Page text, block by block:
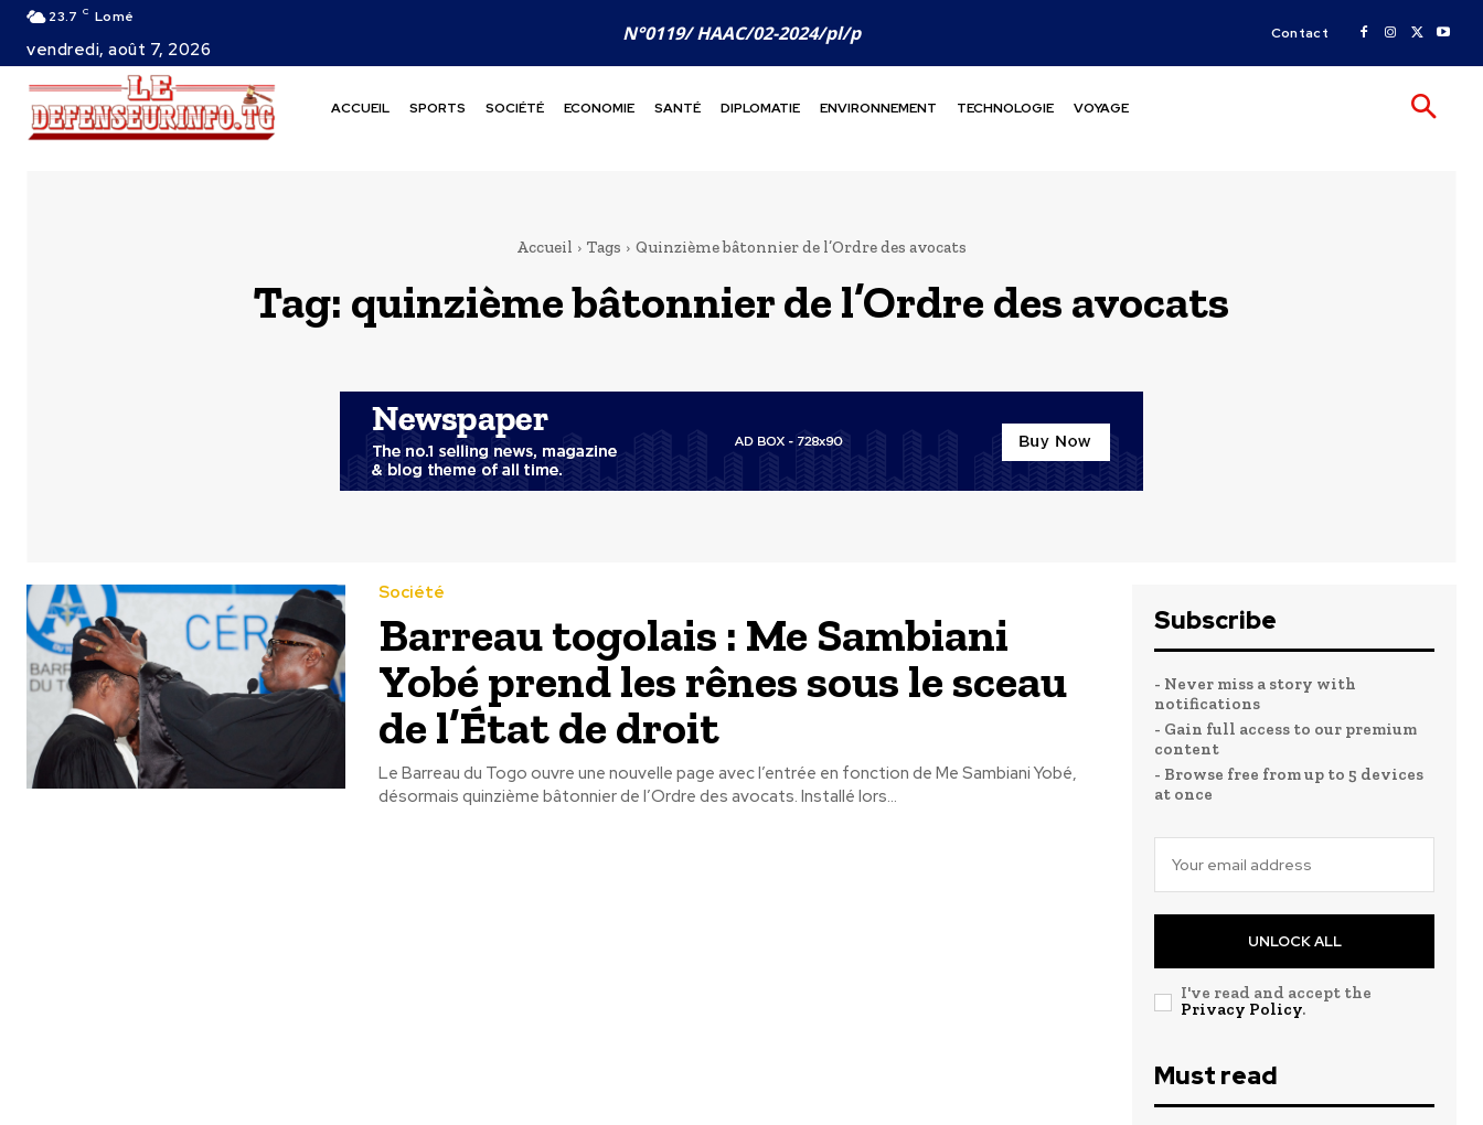
23.7 C Lomé
vendredi, août 7, 2026
N°0119/ HAAC/02-2024/pl/p Contact
ACCUEIL SPORTS SOCIÉTÉ ECONOMIE SANTÉ DIPLOMATIE ENVIRONNEMENT TECHNOLOGIE VOYAGE
Accueil Tags Quinzième bâtonnier de l’Ordre des avocats
Tag: quinzième bâtonnier de l’Ordre des avocats
Société
Barreau togolais : Me Sambiani
Yobé prend les rênes sous le sceau
de l’État de droit
Le Barreau du Togo ouvre une nouvelle page avec l’entrée en fonction de Me Sambiani Yobé,
désormais quinzième bâtonnier de l’Ordre des avocats. Installé lors...
Subscribe
- Never miss a story with
notifications
- Gain full access to our premium
content
- Browse free from up to 5 devices
at once
UNLOCK ALL
I've read and accept the
Privacy Policy.
Must read